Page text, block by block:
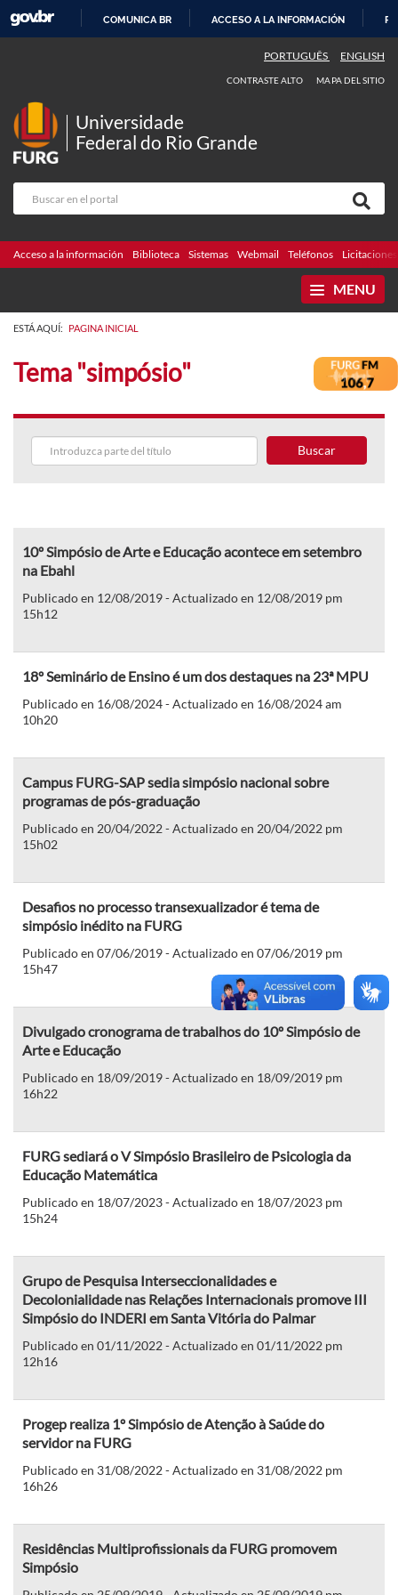
CONTENIDO
COMUNICA BR ACCESO A LA INFORMACIÓN
PORTUGUÊS ENGLISH
CONTRASTE ALTO MAPA DEL SITIO
Universidade
Federal do Rio Grande
Acceso a la información Biblioteca Sistemas Webmail Teléfonos Licitaciones
MENU
ESTÁ AQUÍ: PAGINA INICIAL
Tema "simpósio"
Buscar
10º Simpósio de Arte e Educação acontece em setembro
na Ebahl
Publicado en 12/08/2019 - Actualizado en 12/08/2019 pm
15h12
18º Seminário de Ensino é um dos destaques na 23ª MPU
Publicado en 16/08/2024 - Actualizado en 16/08/2024 am
10h20
Campus FURG-SAP sedia simpósio nacional sobre
programas de pós-graduação
Publicado en 20/04/2022 - Actualizado en 20/04/2022 pm
15h02
Desafios no processo transexualizador é tema de
simpósio inédito na FURG
Publicado en 07/06/2019 - Actualizado en 07/06/2019 pm
15h47
Divulgado cronograma de trabalhos do 10º Simpósio de
Arte e Educação
Publicado en 18/09/2019 - Actualizado en 18/09/2019 pm
16h22
FURG sediará o V Simpósio Brasileiro de Psicologia da
Educação Matemática
Publicado en 18/07/2023 - Actualizado en 18/07/2023 pm
15h24
Grupo de Pesquisa Interseccionalidades e
Decolonialidade nas Relações Internacionais promove III
Simpósio do INDERI em Santa Vitória do Palmar
Publicado en 01/11/2022 - Actualizado en 01/11/2022 pm
12h16
Progep realiza 1º Simpósio de Atenção à Saúde do
servidor na FURG
Publicado en 31/08/2022 - Actualizado en 31/08/2022 pm
16h26
Residências Multiprofissionais da FURG promovem
Simpósio